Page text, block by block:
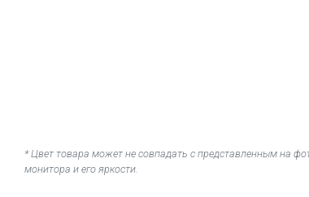
* Цвет товара может не совпадать с представленным на
монитора и его яркости.